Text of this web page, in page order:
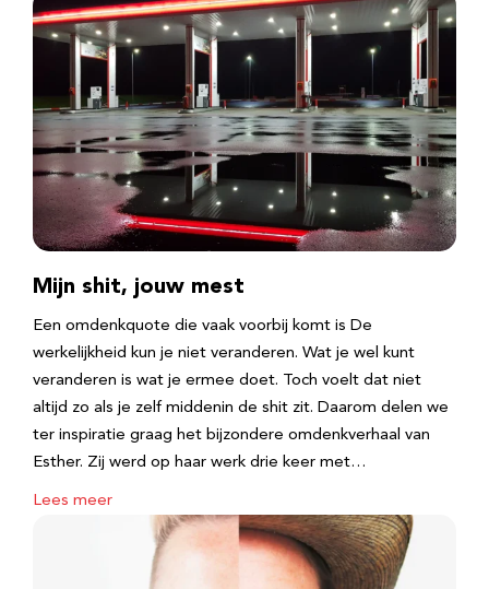
Mijn shit, jouw mest
Een omdenkquote die vaak voorbij komt is De
werkelijkheid kun je niet veranderen. Wat je wel kunt
veranderen is wat je ermee doet. Toch voelt dat niet
altijd zo als je zelf middenin de shit zit. Daarom delen we
ter inspiratie graag het bijzondere omdenkverhaal van
Esther. Zij werd op haar werk drie keer met…
Lees meer